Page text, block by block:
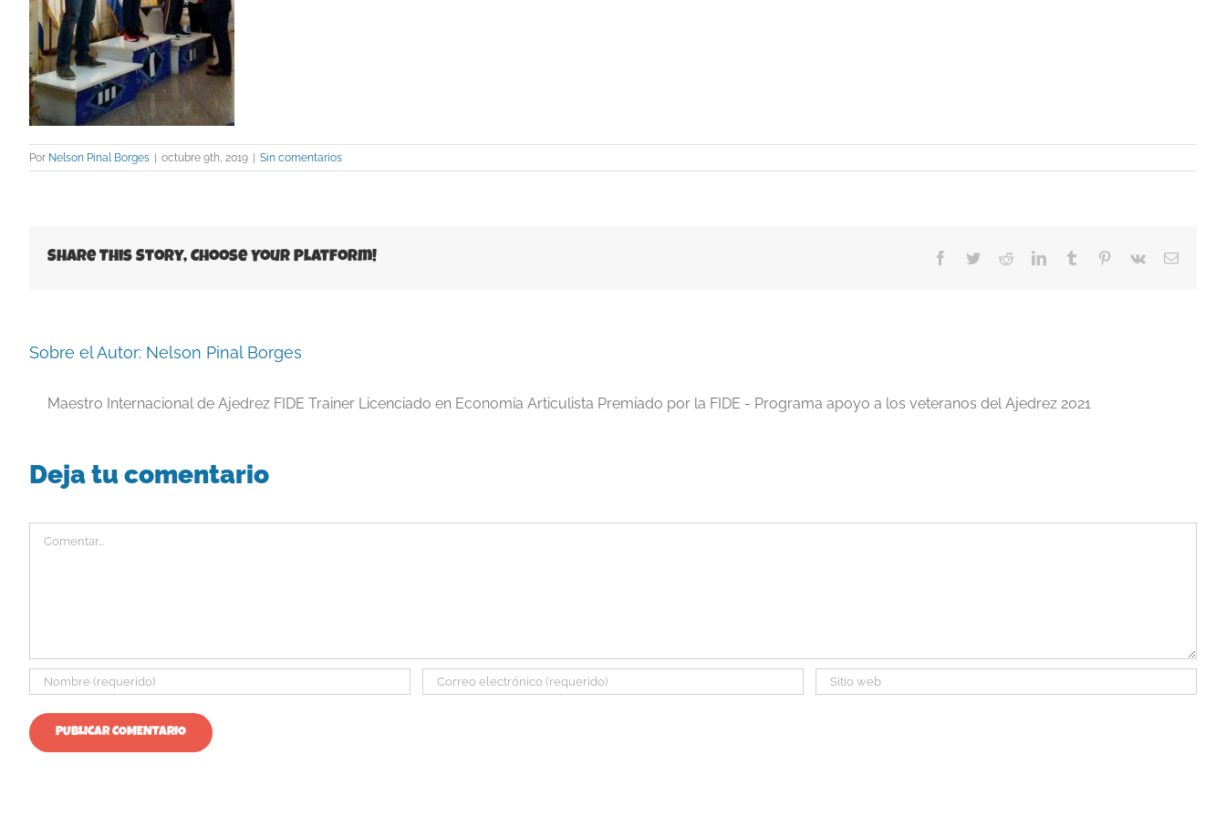
Por Nelson Pinal Borges | octubre 9th, 2019 | Sin comentarios
Share This Story, Choose Your Platform! Facebook
TwitterRedditLinkedInTumblr Pinterest
Vk
Correo
Sobre el Autor: Nelson Pinal Borges
Maestro Internacional de Ajedrez FIDE Trainer Licenciado en Economía Articulista Premiado por la FIDE - Programa apoyo a los veteranos del Ajedrez 2021
Deja tu comentario